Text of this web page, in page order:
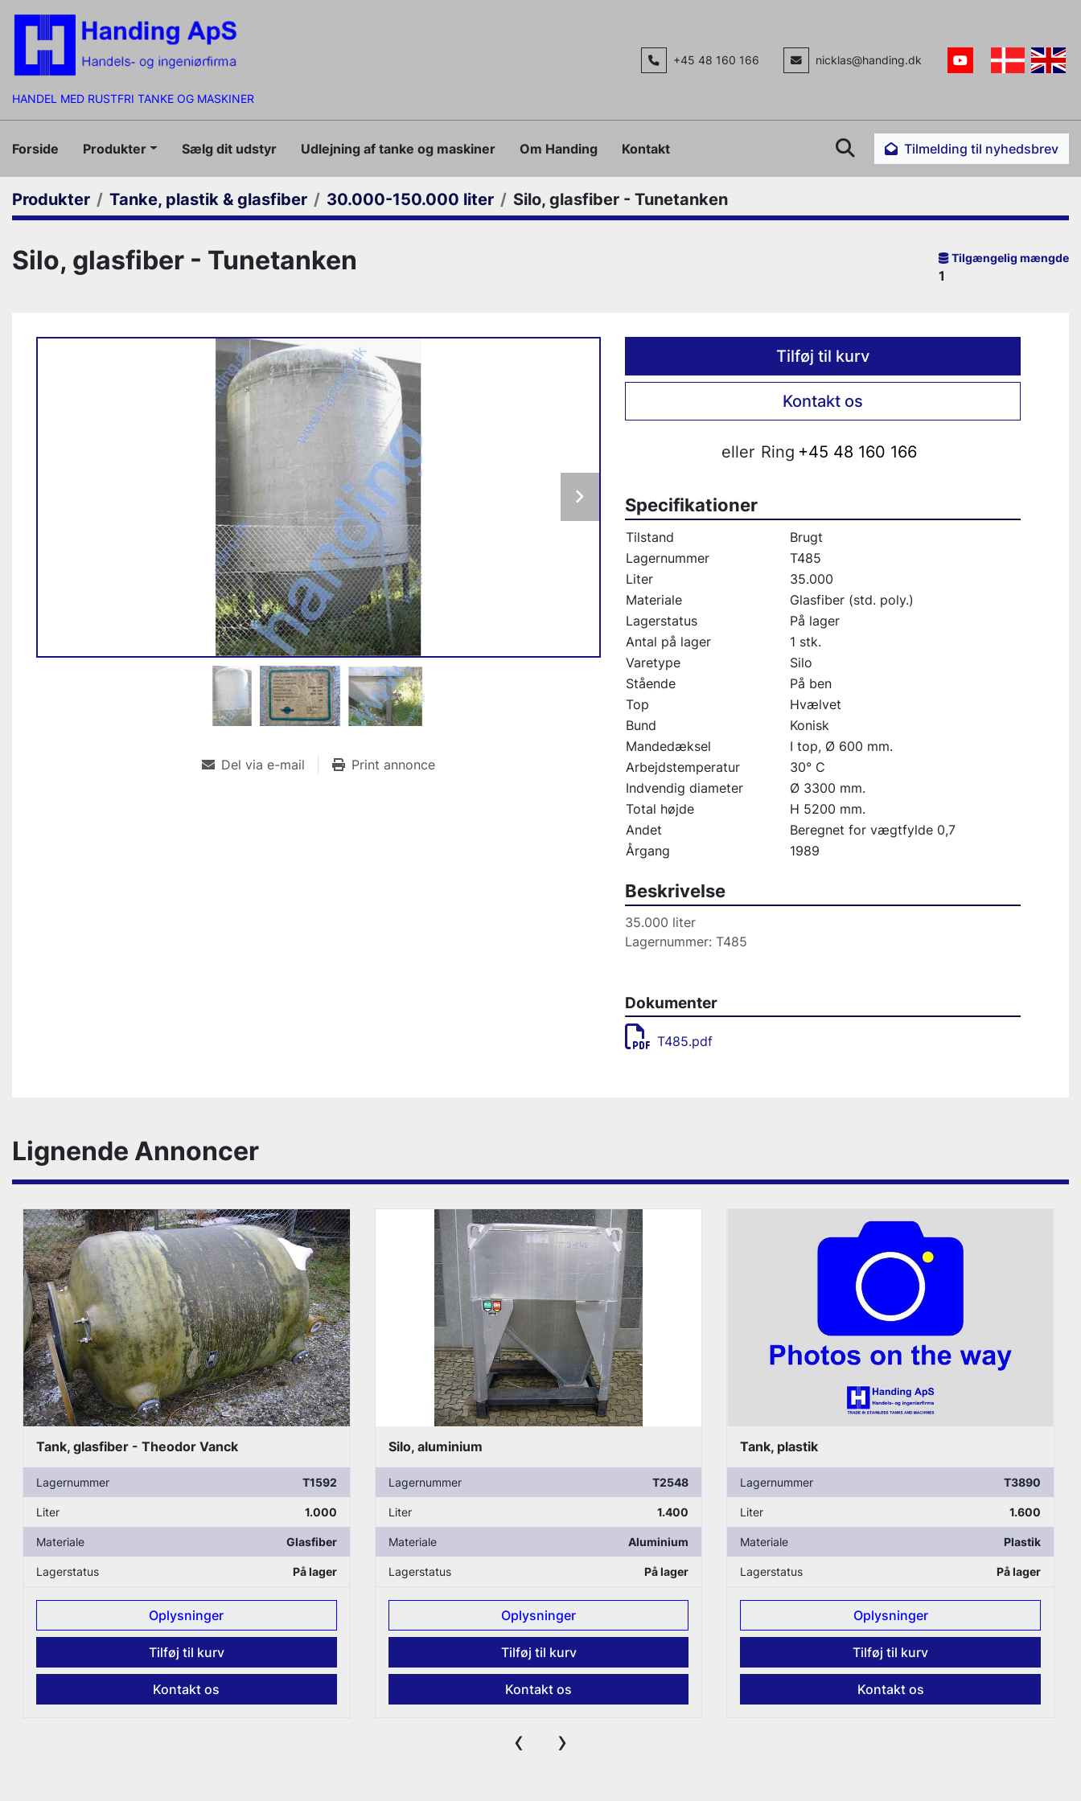
HANDEL MED RUSTFRI TANKE OG MASKINER
+45 48 160 166 nicklas@handing.dk
youtube
Forside Produkter Sælg dit udstyr Udlejning af tanke og maskiner Om Handing Kontakt Søg Tilmelding til nyhedsbrev
Produkter Tanke, plastik & glasfiber 30.000-150.000 liter Silo, glasfiber - Tunetanken
Silo, glasfiber - Tunetanken Tilgængelig mængde
1
Tilføj til kurv
Kontakt os
eller Ring +45 48 160 166
Del via e-mail Print annonce
Specifikationer
Tilstand
Brugt
Lagernummer
T485
Liter
35.000
Materiale
Glasfiber (std. poly.)
Lagerstatus
På lager
Antal på lager
1 stk.
Varetype
Silo
Stående
På ben
Top
Hvælvet
Bund
Konisk
Mandedæksel
I top, Ø 600 mm.
Arbejdstemperatur
30° C
Indvendig diameter
Ø 3300 mm.
Total højde
H 5200 mm.
Andet
Beregnet for vægtfylde 0,7
Årgang
1989
Beskrivelse
35.000 liter
Lagernummer: T485
Dokumenter
T485.pdf
Lignende Annoncer
Silo, aluminium
Lagernummer T2548
Liter 1.400
Materiale Aluminium
Lagerstatus På lager
Oplysninger
Tilføj til kurv
Kontakt os
Tank, plastik
Lagernummer T3890
Liter 1.600
Materiale Plastik
Lagerstatus På lager
Oplysninger
Tilføj til kurv
Kontakt os
Tank, plastik
Lagernummer T2015
Liter 1.700
Materiale Plastik
Lagerstatus På lager
Oplysninger
Tilføj til kurv
Kontakt os
‹ ›